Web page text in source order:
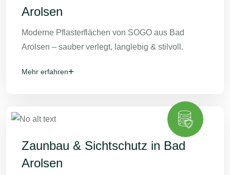
Arolsen
Moderne Pflasterflächen von SOGO aus Bad
Arolsen – sauber verlegt, langlebig & stilvoll.
Mehr erfahren
Zaunbau & Sichtschutz in Bad
Arolsen